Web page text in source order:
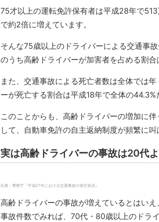
75才以上の運転免許保有者は平成28年で
で約2倍に増えています。
そんな75歳以上のドライバーによる交通事
のうち高齢ドライバーが加害者を占める割合
また、交通事故による死亡者数は全体では
ーが死亡する割合は平成18年で全体の
このことからも、高齢ドライバーの増加に
して、自動車免許の自主返納制度が頻繁に叫
実は高齢ドライバーの事故は20代
出典：警察庁『平成27年における交通事故の発生状況』
高齢ドライバーの事故が増えているとはい
事故件数でみれば、70代・80歳以上のドラ